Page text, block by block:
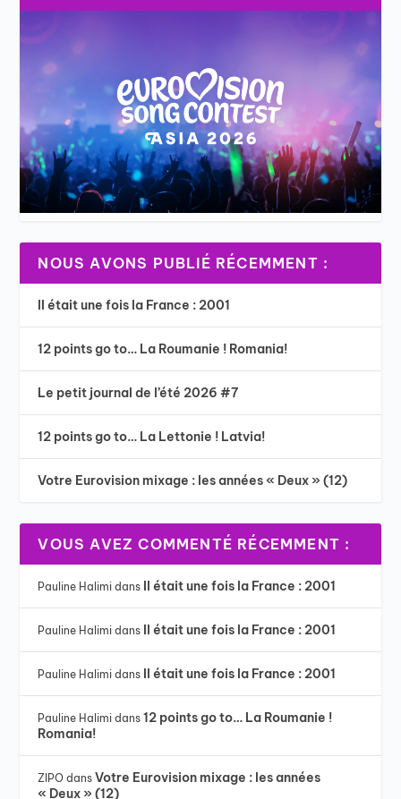
NOUS AVONS PUBLIÉ RÉCEMMENT :
Il était une fois la France : 2001
12 points go to… La Roumanie ! Romania!
Le petit journal de l’été 2026 #7
12 points go to… La Lettonie ! Latvia!
Votre Eurovision mixage : les années « Deux » (12)
VOUS AVEZ COMMENTÉ RÉCEMMENT :
Pauline Halimi dans Il était une fois la France : 2001
Pauline Halimi dans Il était une fois la France : 2001
Pauline Halimi dans Il était une fois la France : 2001
Pauline Halimi dans12 points go to… La Roumanie !
Romania!
ZIPO dansVotre Eurovision mixage : les années
« Deux » (12)